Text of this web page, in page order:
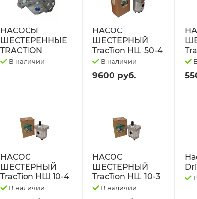
НАСОСЫ
ШЕСТЕРЕННЫЕ
TRACTION
В наличии
НАСОС
ШЕСТЕРНЫЙ
TracTion НШ 50-4
В наличии
9600 руб.
НАСОС
ШЕСТЕРНЫЙ
TracTion НШ 10-4
В наличии
НАСОС
ШЕСТЕРНЫЙ
TracTion НШ 10-3
В наличии